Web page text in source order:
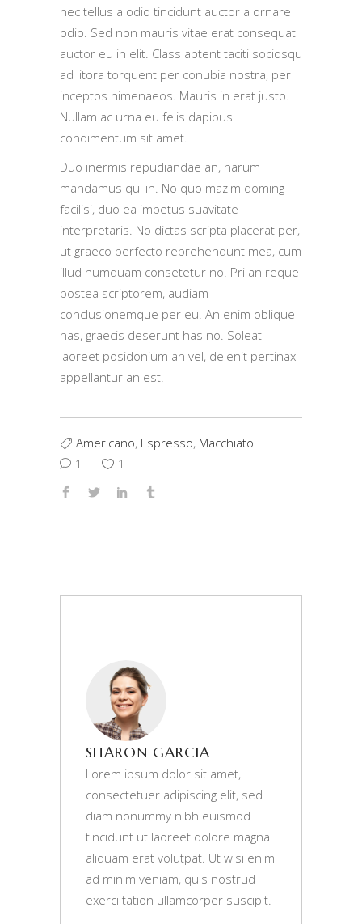
nec tellus a odio tincidunt auctor a ornare
odio. Sed non mauris vitae erat consequat
auctor eu in elit. Class aptent taciti sociosqu
ad litora torquent per conubia nostra, per
inceptos himenaeos. Mauris in erat justo.
Nullam ac urna eu felis dapibus
condimentum sit amet.
Duo inermis repudiandae an, harum
mandamus qui in. No quo mazim doming
facilisi, duo ea impetus suavitate
interpretaris. No dictas scripta placerat per,
ut graeco perfecto reprehendunt mea, cum
illud numquam consetetur no. Pri an reque
postea scriptorem, audiam
conclusionemque per eu. An enim oblique
has, graecis deserunt has no. Soleat
laoreet posidonium an vel, delenit pertinax
appellantur an est.
Americano, Espresso, Macchiato
1
1
SHARON GARCIA
Lorem ipsum dolor sit amet,
consectetuer adipiscing elit, sed
diam nonummy nibh euismod
tincidunt ut laoreet dolore magna
aliquam erat volutpat. Ut wisi enim
ad minim veniam, quis nostrud
exerci tation ullamcorper suscipit.